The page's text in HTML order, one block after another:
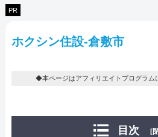
PR
ホクシン住設-倉敷市
◆本ページはアフィリエイトプログラム
目次 [